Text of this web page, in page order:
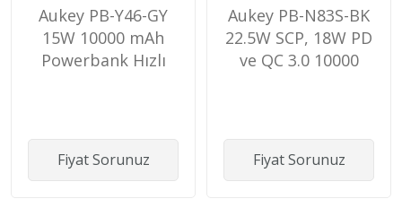
Aukey PB-Y46-GY
15W 10000 mAh
Powerbank Hızlı
Fiyat Sorunuz
Aukey PB-N83S-BK
22.5W SCP, 18W PD
ve QC 3.0 10000
Fiyat Sorunuz